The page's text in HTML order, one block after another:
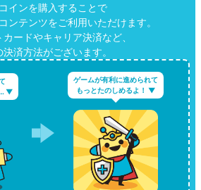
インを購入することで
ンテンツをご利用いただけます。
ードやキャリア決済など、
決済方法がございます。
… ▼
ゲームが有利に進められて
もっとたのしめるよ！ ▼